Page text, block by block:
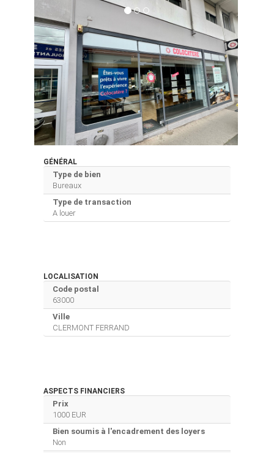
GÉNÉRAL
Type de bien
Bureaux
Type de transaction
A louer
LOCALISATION
Code postal
63000
Ville
CLERMONT FERRAND
ASPECTS FINANCIERS
Prix
1000 EUR
Bien soumis à l'encadrement des loyers
Non